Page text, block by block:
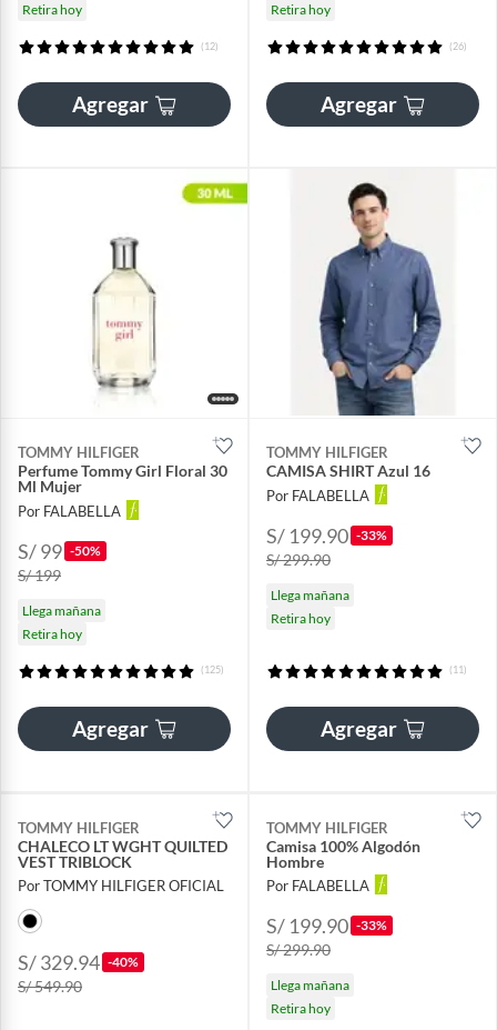
Retira hoy
(12)
Agregar
Retira hoy
(26)
Agregar
TOMMY HILFIGER
Perfume Tommy Girl Floral 30
Ml Mujer
Por FALABELLA
S/ 99 -50%
S/ 199
Llega mañana
Retira hoy
(125)
Agregar
TOMMY HILFIGER
CAMISA SHIRT Azul 16
Por FALABELLA
S/ 199.90 -33%
S/ 299.90
Llega mañana
Retira hoy
(11)
Agregar
TOMMY HILFIGER
CHALECO LT WGHT QUILTED
VEST TRIBLOCK
Por TOMMY HILFIGER OFICIAL
S/ 329.94 -40%
S/ 549.90
TOMMY HILFIGER
Camisa 100% Algodón
Hombre
Por FALABELLA
S/ 199.90 -33%
S/ 299.90
Llega mañana
Retira hoy